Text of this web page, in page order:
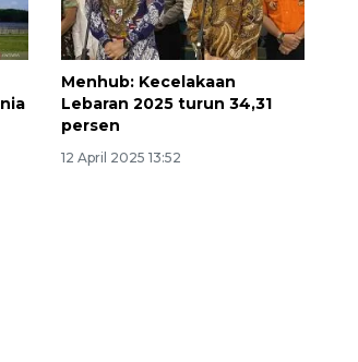
Menhub: Kecelakaan
Lebaran 2025 turun 34,31
persen
12 April 2025 13:52
penipuan berbasis AI
08-07 13:45:00